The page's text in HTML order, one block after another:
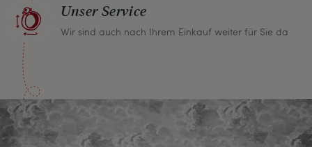
Unser Service
Wir sind auch nach Ihrem Einkauf weiter für Sie da